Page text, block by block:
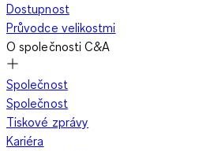
Dostupnost
Průvodce velikostmi
O společnosti C&A
Společnost
Společnost
Tiskové zprávy
Kariéra